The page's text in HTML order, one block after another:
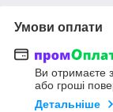
Умови оплати
Ви отримаєте
або гроші
Детальніше